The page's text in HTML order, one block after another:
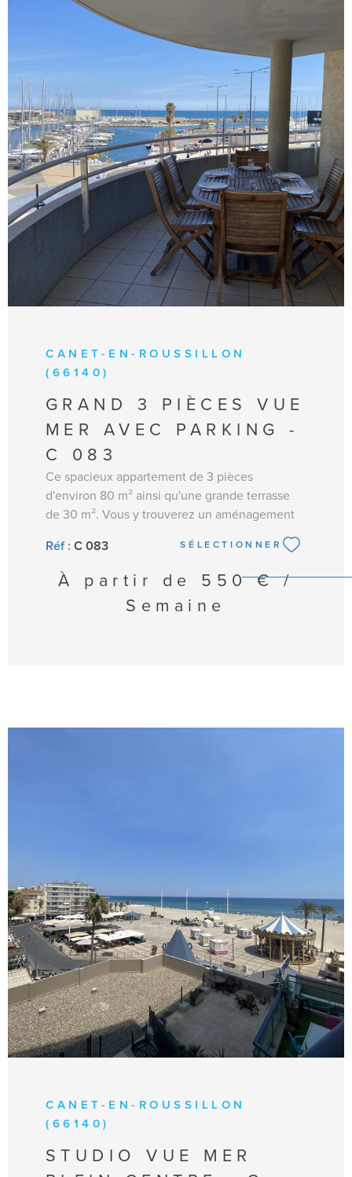
personnes. Local vélo privatif à disposition.
Climatisation. Classé 3 étoiles à l’office du
tourisme. Animaux non acceptés. Non fumeur.
Le linge de maison n'est pas fourni.
CANET-EN-ROUSSILLON
(66140)
GRAND 3 PIÈCES VUE
MER AVEC PARKING -
C 083
Ce spacieux appartement de 3 pièces
d'environ 80 m² ainsi qu'une grande terrasse
de 30 m². Vous y trouverez un aménagement
séjour/salle à manger avec canapé/lit et TV,
une cuisine ouverte et équipée d'une plaque
vitrocéramique, four électrique,
frigo/congélateur, micro-onde, lave-vaisselle,
11/07 = 650 €/semaine / DU 11/07 AU 25/07
=800 € /semaine TRES HAUTE SAISON DU
25/07 AU 15/08 = 930 €/semaine DU 15/08 AU
22/08 = 800 €/semaine / DU 22/08 AU 29/08
=650 €/semaine SEPTEMBRE = 580 €
/semaine / A PARTIR DU MOIS OCTOBRE =
520 €/semaine.
Réf : C 083 SÉLECTIONNER
À partir de
550 € /
Semaine
VOIR LE BIEN
CANET-EN-ROUSSILLON
(66140)
STUDIO VUE MER
VOIR LE BIEN